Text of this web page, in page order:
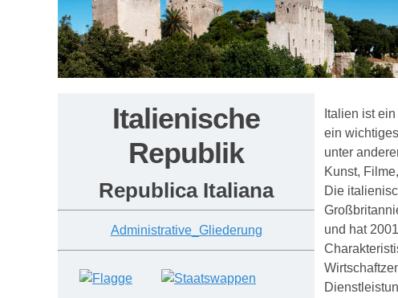
Italienische
Republik
Republica Italiana
Administrative_ Gliederung
Italien ist
ein
unter
Kunst,
Die
und hat